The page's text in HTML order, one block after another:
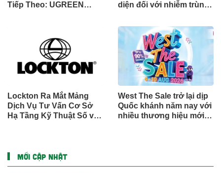
Tiếp Theo: UGREEN
diện đối với nhiễm trùng
qua Nghiên cứu lâm
sàng một triệu ca toàn
cầu (GMCS)
Lockton Ra Mắt Mảng
Dịch Vụ Tư Vấn Cơ Sở
Hạ Tầng Kỹ Thuật Số và
West The Sale trở lại dịp
Quốc khánh năm nay với
nhiều thương hiệu mới,
MỚI CẬP NHẬT